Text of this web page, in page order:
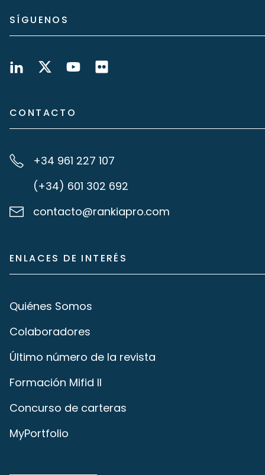
SÍGUENOS
CONTACTO
+34 961 227 107
(+34) 601 302 692
contacto@rankiapro.com
ENLACES DE INTERÉS
Quiénes Somos
Colaboradores
Último número de la revista
Formación Mifid II
Concurso de carteras
MyPortfolio